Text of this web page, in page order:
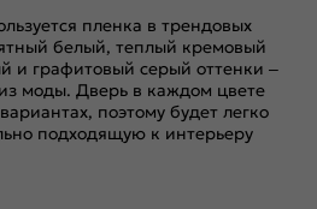
пленка в трендовых
белый, теплый кремовый
и графитовый серый оттенки –
моды. Дверь в каждом цвете
поэтому будет легко
подходящую к интерьеру